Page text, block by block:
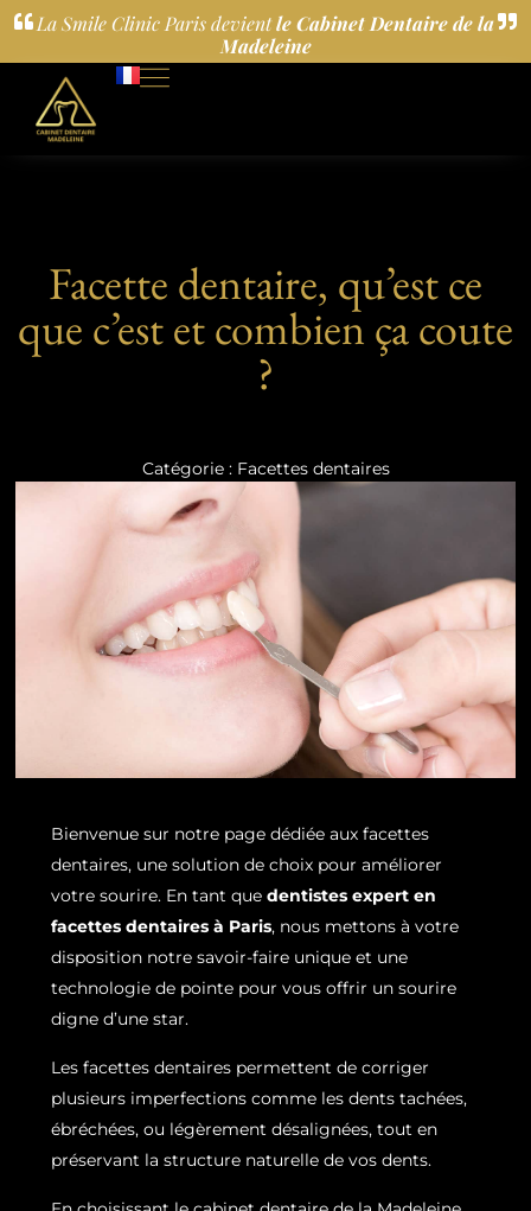
La Smile Clinic Paris devientle Cabinet Dentaire de la
Madeleine
Facette dentaire, qu’est ce
que c’est et combien ça coute
?
Catégorie : Facettes dentaires
Bienvenue sur notre page dédiée aux facettes
dentaires, une solution de choix pour améliorer
votre sourire. En tant quedentistes expert en
facettes dentaires à Paris, nous mettons à votre
disposition notre savoir-faire unique et une
technologie de pointe pour vous offrir un sourire
digne d’une star.
Les facettes dentaires permettent de corriger
plusieurs imperfections comme les dents tachées,
ébréchées, ou légèrement désalignées, tout en
préservant la structure naturelle de vos dents.